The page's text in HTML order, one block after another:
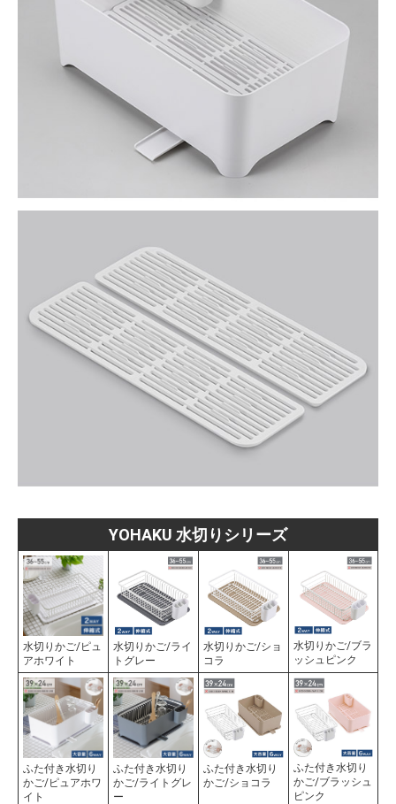
YOHAKU 水切りシリーズ
水切りかご/ピュ
アホワイト
水切りかご/ライ
トグレー
水切りかご/ショ
コラ
水切りかご/ブラ
ッシュピンク
ふた付き水切り
かご/ピュアホワ
イト
ふた付き水切り
かご/ライトグレ
ー
ふた付き水切り
かご/ショコラ
ふた付き水切り
かご/ブラッシュ
ピンク